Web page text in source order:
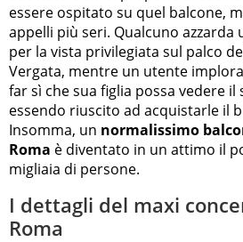
essere ospitato su quel balcone,
appelli più seri. Qualcuno
per la vista privilegiata sul palco
Vergata, mentre un utente
far sì che sua figlia possa vedere
essendo riuscito ad acquistarle il
Insomma, un normalissimo
Roma è diventato in un attimo il
migliaia di persone.
I dettagli del maxi
Roma